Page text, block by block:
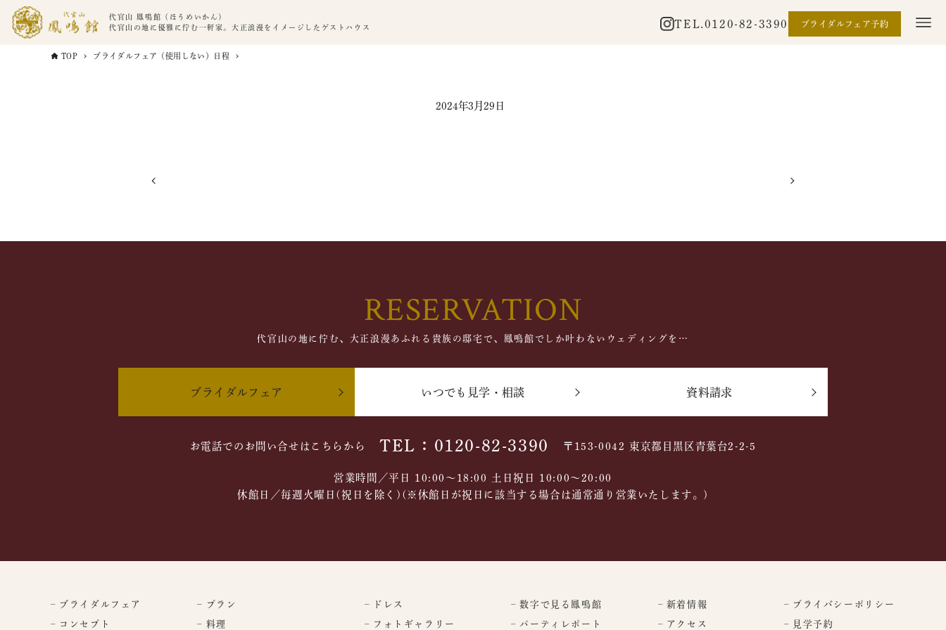
代官山 鳳鳴館（ほうめいかん）
代官山の地に優雅に佇む一軒家。大正浪漫をイメージしたゲストハウス
TEL. 0120-82-3390 ブライダルフェア予約
TOP ブライダルフェア（使用しない）日程
2024年3月29日
RESERVATION
代官山の地に佇む、大正浪漫あふれる貴族の邸宅で、鳳鳴館でしか叶わないウェディングを…
ブライダルフェア いつでも見学・相談 資料請求
お電話でのお問い合せはこちらから TEL：0120-82-3390 〒153-0042 東京都目黒区青葉台2-2-5
営業時間／平日 10:00～18:00 土日祝日 10:00〜20:00
休館日／毎週火曜日(祝日を除く)(※休館日が祝日に該当する場合は通常通り営業いたします。)
– ブライダルフェア
– コンセプト
– プラン
– 料理
– ドレス
– フォトギャラリー
– 数字で見る鳳鳴館
– パーティレポート
– 新着情報
– アクセス
– プライバシーポリシー
– 見学予約